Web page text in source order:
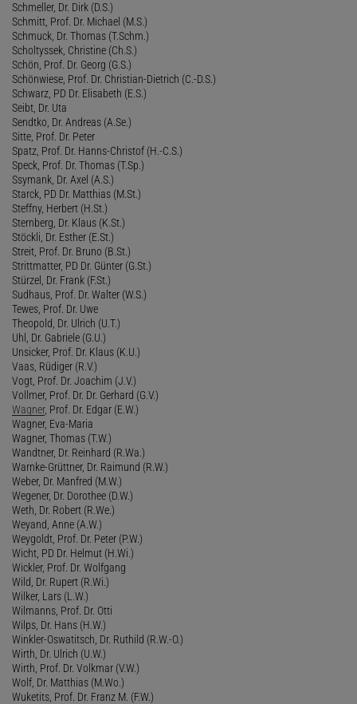
Schmeller, Dr. Dirk (D.S.)
Schmitt, Prof. Dr. Michael (M.S.)
Schmuck, Dr. Thomas (T.Schm.)
Scholtyssek, Christine (Ch.S.)
Schön, Prof. Dr. Georg (G.S.)
Schönwiese, Prof. Dr. Christian-Dietrich (C.-D.S.)
Schwarz, PD Dr. Elisabeth (E.S.)
Seibt, Dr. Uta
Sendtko, Dr. Andreas (A.Se.)
Sitte, Prof. Dr. Peter
Spatz, Prof. Dr. Hanns-Christof (H.-C.S.)
Speck, Prof. Dr. Thomas (T.Sp.)
Ssymank, Dr. Axel (A.S.)
Starck, PD Dr. Matthias (M.St.)
Steffny, Herbert (H.St.)
Sternberg, Dr. Klaus (K.St.)
Stöckli, Dr. Esther (E.St.)
Streit, Prof. Dr. Bruno (B.St.)
Strittmatter, PD Dr. Günter (G.St.)
Stürzel, Dr. Frank (F.St.)
Sudhaus, Prof. Dr. Walter (W.S.)
Tewes, Prof. Dr. Uwe
Theopold, Dr. Ulrich (U.T.)
Uhl, Dr. Gabriele (G.U.)
Unsicker, Prof. Dr. Klaus (K.U.)
Vaas, Rüdiger (R.V.)
Vogt, Prof. Dr. Joachim (J.V.)
Vollmer, Prof. Dr. Dr. Gerhard (G.V.)
Wagner, Prof. Dr. Edgar (E.W.)
Wagner, Eva-Maria
Wagner, Thomas (T.W.)
Wandtner, Dr. Reinhard (R.Wa.)
Warnke-Grüttner, Dr. Raimund (R.W.)
Weber, Dr. Manfred (M.W.)
Wegener, Dr. Dorothee (D.W.)
Weth, Dr. Robert (R.We.)
Weyand, Anne (A.W.)
Weygoldt, Prof. Dr. Peter (P.W.)
Wicht, PD Dr. Helmut (H.Wi.)
Wickler, Prof. Dr. Wolfgang
Wild, Dr. Rupert (R.Wi.)
Wilker, Lars (L.W.)
Wilmanns, Prof. Dr. Otti
Wilps, Dr. Hans (H.W.)
Winkler-Oswatitsch, Dr. Ruthild (R.W.-O.)
Wirth, Dr. Ulrich (U.W.)
Wirth, Prof. Dr. Volkmar (V.W.)
Wolf, Dr. Matthias (M.Wo.)
Wuketits, Prof. Dr. Franz M. (F.W.)